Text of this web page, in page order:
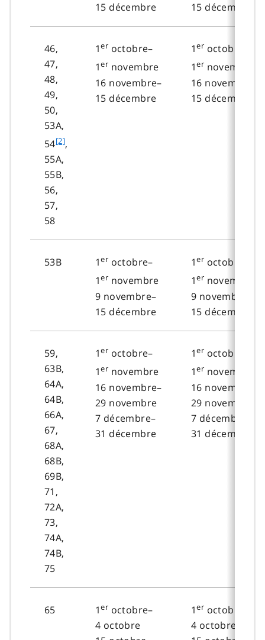
15 décembre
15 décembre
46,
47,
48,
49,
50,
53A,
54f
o
o
2
[2],
55A,
55B,
56,
57,
58
1er octobre–
1er novembre
16 novembre–
15 décembre
1er octobre–
1er novembre
16 novembre–
15 décembre
53B 1er octobre–
1er novembre
9 novembre–
15 décembre
1er octobre–
1er novembre
9 novembre–
15 décembre
59,
63B,
64A,
64B,
66A,
67,
68A,
68B,
69B,
71,
72A,
73,
74A,
74B,
75
1er octobre–
1er novembre
16 novembre–
29 novembre
7 décembre–
31 décembre
1er octobre–
1er novembre
16 novembre–
29 novembre
7 décembre–
31 décembre
65 1er octobre–
4 octobre
1er octobre–
4 octobre